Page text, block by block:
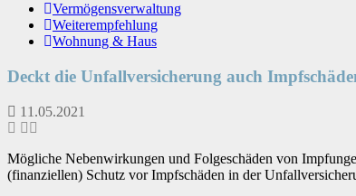
Vermögensverwaltung
Weiterempfehlung
Wohnung & Haus
Deckt die Unfallversicherung auch
11.05.2021
Mögliche Nebenwirkungen und Folgeschäden von
(finanziellen) Schutz vor Impfschäden in der